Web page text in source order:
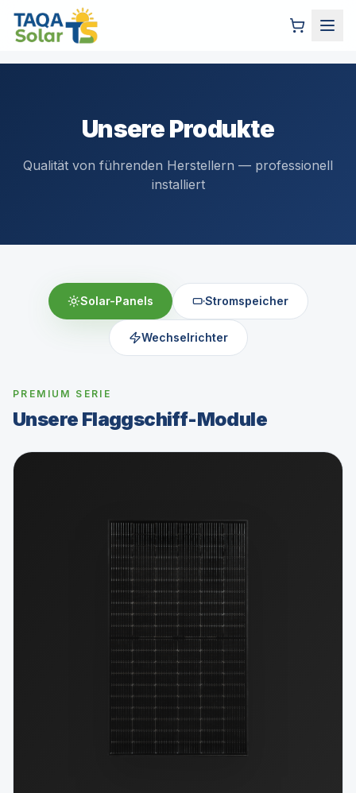
Unsere Produkte
Qualität von führenden Herstellern — professionell
installiert
Solar-Panels Stromspeicher
Wechselrichter
PREMIUM SERIE
Unsere Flaggschiff-Module